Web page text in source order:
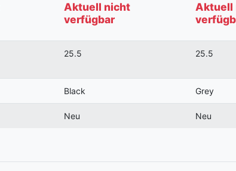
Aktuell nicht
verfügbar
Aktuell
25.5 25.5
Black Grey
Neu Neu